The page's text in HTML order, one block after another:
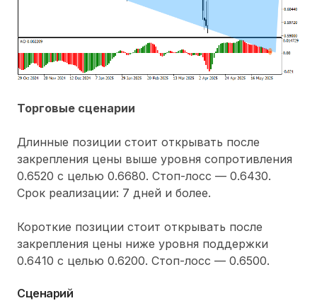
Торговые сценарии
Длинные позиции стоит открывать после
закрепления цены выше уровня сопротивления
0.6520 с целью 0.6680. Стоп-лосс — 0.6430.
Срок реализации: 7 дней и более.
Короткие позиции стоит открывать после
закрепления цены ниже уровня поддержки
0.6410 с целью 0.6200. Стоп-лосс — 0.6500.
Сценарий